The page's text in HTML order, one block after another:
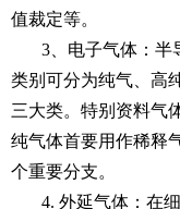
值裁定等。
3、电子气体：半
类别可分为纯气、高
三大类。特别资料气
纯气体首要用作稀释
个重要分支。
4. 外延气体：在